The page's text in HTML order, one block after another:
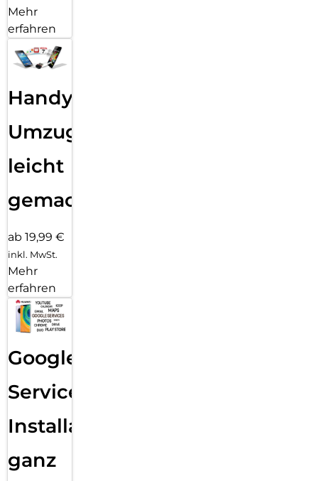
Mehr
erfahren
Handy
Umzug
leicht
gemacht!
ab 19,99 €
inkl. MwSt.
Mehr
erfahren
Google
Services
Installation
ganz